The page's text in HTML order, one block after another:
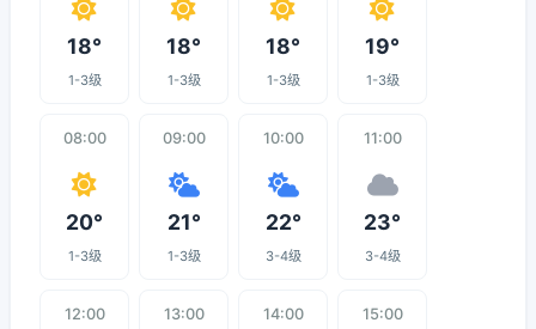
18°
1-3级
18°
1-3级
18°
1-3级
19°
1-3级
08:00
20°
1-3级
09:00
21°
1-3级
10:00
22°
3-4级
11:00
23°
3-4级
12:00 13:00 14:00 15:00